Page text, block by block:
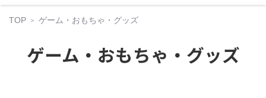
TOP ゲーム・おもちゃ・グッズ
ゲーム・おもちゃ・グッズ